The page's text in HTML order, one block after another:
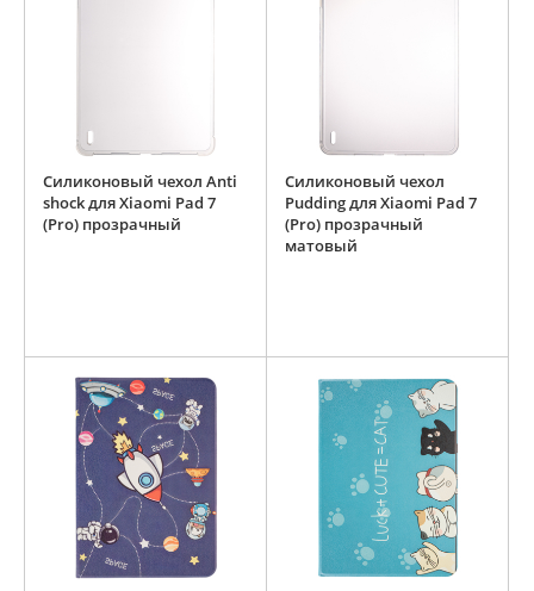
Силиконовый чехол Anti
shock для Xiaomi Pad 7
(Pro) прозрачный
Силиконовый чехол
Pudding для Xiaomi Pad 7
(Pro) прозрачный
матовый